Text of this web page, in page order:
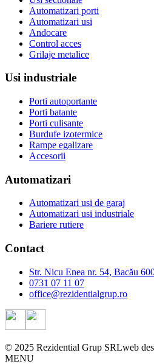
Automatizari porti
Automatizari usi
Andocare
Control acces
Grilaje metalice
Usi industriale
Porti autoportante
Porti batante
Porti culisante
Burdufe izotermice
Rampe egalizare
Accesorii
Automatizari
Automatizari usi de garaj
Automatizari usi industriale
Bariere rutiere
Contact
Str. Nicu Enea nr. 54, Bacău
0731 07 11 07
office@rezidentialgrup.ro
© 2025 Rezidential Grup SRLweb
MENU